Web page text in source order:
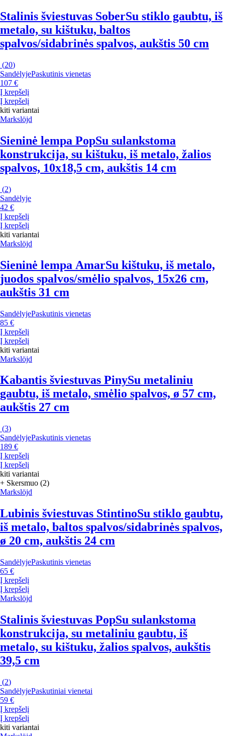
Stalinis šviestuvas SoberSu stiklo gaubtu, iš
metalo, su kištuku, baltos
spalvos/sidabrinės spalvos, aukštis 50 cm
(20)
SandėlyjePaskutinis vienetas
107 €
Į krepšelį
Į krepšelį
kiti variantai
Markslöjd
Sieninė lempa PopSu sulankstoma
konstrukcija, su kištuku, iš metalo, žalios
spalvos, 10x18,5 cm, aukštis 14 cm
(2)
Sandėlyje
42 €
Į krepšelį
Į krepšelį
kiti variantai
Markslöjd
Sieninė lempa AmarSu kištuku, iš metalo,
juodos spalvos/smėlio spalvos, 15x26 cm,
aukštis 31 cm
SandėlyjePaskutinis vienetas
85 €
Į krepšelį
Į krepšelį
kiti variantai
Markslöjd
Kabantis šviestuvas PinySu metaliniu
gaubtu, iš metalo, smėlio spalvos, ø 57 cm,
aukštis 27 cm
(3)
SandėlyjePaskutinis vienetas
189 €
Į krepšelį
Į krepšelį
kiti variantai
+ Skersmuo (2)
Markslöjd
Lubinis šviestuvas StintinoSu stiklo gaubtu,
iš metalo, baltos spalvos/sidabrinės spalvos,
ø 20 cm, aukštis 24 cm
SandėlyjePaskutinis vienetas
65 €
Į krepšelį
Į krepšelį
Markslöjd
Stalinis šviestuvas PopSu sulankstoma
konstrukcija, su metaliniu gaubtu, iš
metalo, su kištuku, žalios spalvos, aukštis
39,5 cm
(2)
SandėlyjePaskutiniai vienetai
59 €
Į krepšelį
Į krepšelį
kiti variantai